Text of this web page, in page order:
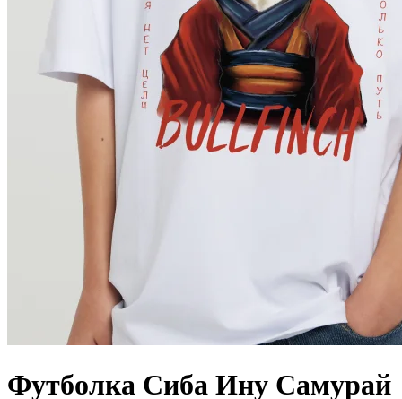
Футболка Сиба Ину Самурай